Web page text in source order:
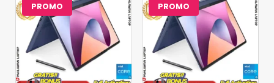
PROMO PROMO